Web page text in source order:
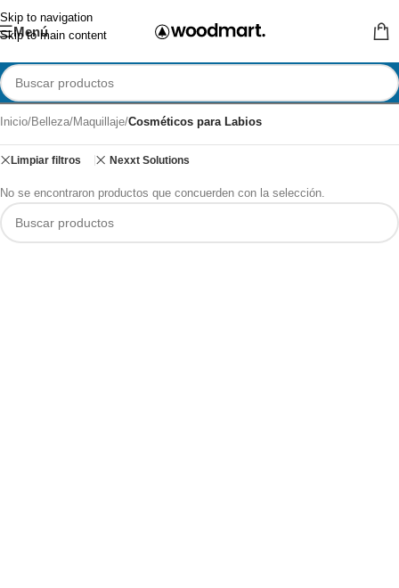
Skip to navigation
Skip to main content
Menú
Inicio/Belleza/Maquillaje/Cosméticos para Labios
Limpiar filtros Nexxt Solutions
No se encontraron productos que concuerden con la selección.